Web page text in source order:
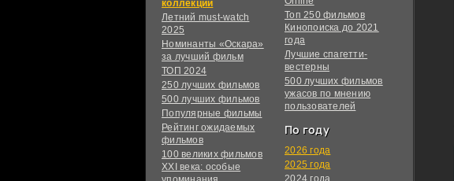
коллекции
Летний must-watch
2025
Номинанты «Оскара»
за лучший фильм
ТОП 2024
250 лучших фильмов
500 лучших фильмов
Популярные фильмы
Рейтинг ожидаемых
фильмов
100 великих фильмов
XXI века: особые
Топ 250 фильмов
Кинопоиска до 2021
года
Лучшие спагетти-
вестерны
500 лучших фильмов
ужасов по мнению
пользователей
По году
2026 года
2025 года
2024 года